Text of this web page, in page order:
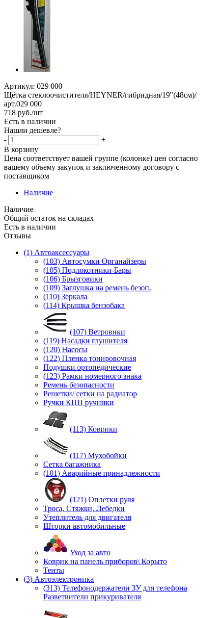
Артикул: 029 000
Щётка стеклоочистителя/HEYNER/гибридная/19"(48см)/
арт.029 000
718 руб./шт
Есть в наличии
Нашли дешевле?
-
+
В корзину
Цена соответствует вашей группе (колонке) цен согласно
вашему объему закупок и заключенному договору с
поставщиком
Наличие
Наличие
Общий остаток на складах
Есть в наличии
Отзывы
(1) Автоаксессуары
(103) Автосумки Органайзеры
(105) Подлокотники-Бары
(106) Брызговики
(109) Заглушка на ремень безоп.
(110) Зеркала
(114) Крышка бензобака
(107) Ветровики
(119) Насадки глушителя
(120) Насосы
(122) Пленка тонировочная
Подушки ортопедические
(123) Рамки номерного знака
Ремень безопасности
Решетки/ сетки на радиатор
Ручки КПП ручники
(113) Коврики
(117) Мухобойки
Сетка багажника
(101) Аварийные принадлежности
(121) Оплетки руля
Троса, Стяжки, Лебедки
Утеплитель для двигателя
Шторки автомобильные
Уход за авто
Коврик на панель приборов\ Корыто
Тенты
(3) Автоэлектроника
(313) Телефонодержатели ЗУ для телефона
Разветвители прикуривателя